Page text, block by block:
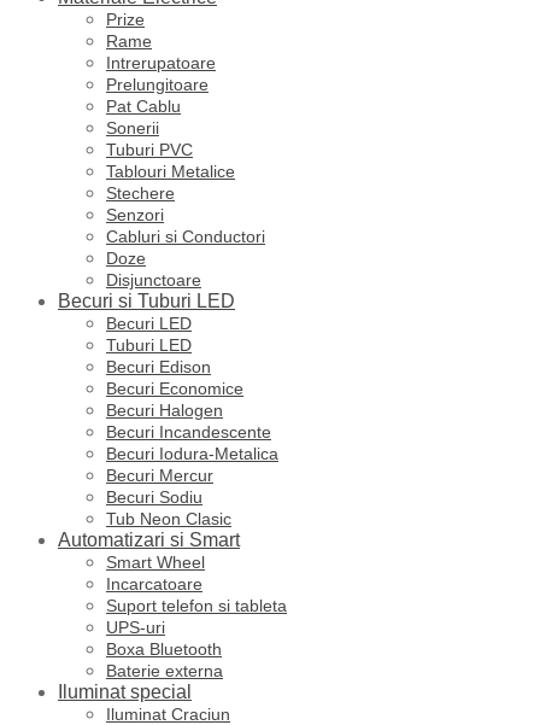
Prize
Rame
Intrerupatoare
Prelungitoare
Pat Cablu
Sonerii
Tuburi PVC
Tablouri Metalice
Stechere
Senzori
Cabluri si Conductori
Doze
Disjunctoare
Becuri si Tuburi LED
Becuri LED
Tuburi LED
Becuri Edison
Becuri Economice
Becuri Halogen
Becuri Incandescente
Becuri Iodura-Metalica
Becuri Mercur
Becuri Sodiu
Tub Neon Clasic
Automatizari si Smart
Smart Wheel
Incarcatoare
Suport telefon si tableta
UPS-uri
Boxa Bluetooth
Baterie externa
Iluminat special
Iluminat Craciun